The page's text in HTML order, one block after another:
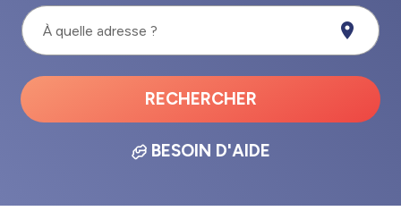
À quelle adresse ?
RECHERCHER
BESOIN D'AIDE